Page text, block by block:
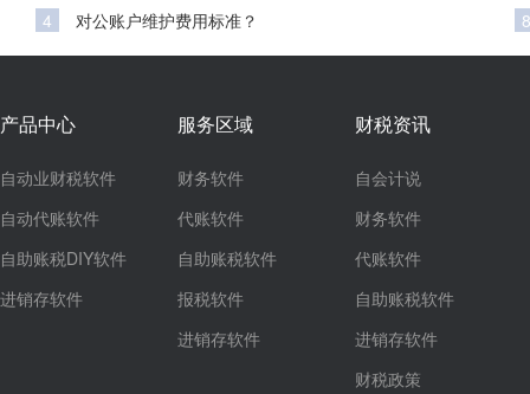
4 对公账户维护费用标准？ 8
产品中心
自动业财税软件
自动代账软件
自助账税DIY软件
进销存软件
服务区域
财务软件
代账软件
自助账税软件
报税软件
进销存软件
财税资讯
自会计说
财务软件
代账软件
自助账税软件
进销存软件
财税政策